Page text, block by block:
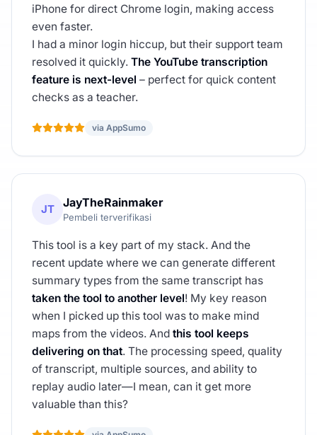
iPhone for direct Chrome login, making access
even faster.
I had a minor login hiccup, but their support team
resolved it quickly. The YouTube transcription
feature is next-level – perfect for quick content
checks as a teacher.
via AppSumo
JT JayTheRainmaker
Pembeli terverifikasi
This tool is a key part of my stack. And the
recent update where we can generate different
summary types from the same transcript has
taken the tool to another level! My key reason
when I picked up this tool was to make mind
maps from the videos. And this tool keeps
delivering on that. The processing speed, quality
of transcript, multiple sources, and ability to
replay audio later—I mean, can it get more
valuable than this?